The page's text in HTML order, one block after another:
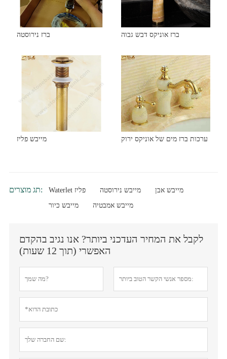
ברז נירוסטה ברז אוניקס דבש גבוה
מייבש פליז ערכות ברז מים של אוניקס ירוק
תג מוצרים: Waterlet פליז מייבש נירוסטה
מייבש אבן
מייבש כיור
מייבש אמבטיה
לקבל את המחיר העדכני ביותר? אנו נגיב בהקדם
האפשרי (תוך 12 שעות)